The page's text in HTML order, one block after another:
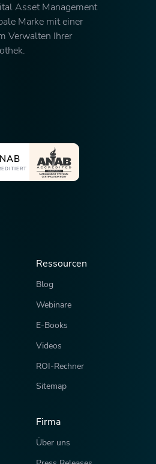
Asset Management
Marke mit einer
Verwalten Ihrer
Ressourcen
Blog
Webinare
E-Books
Videos
ROI-Rechner
Sitemap
Firma
Über uns